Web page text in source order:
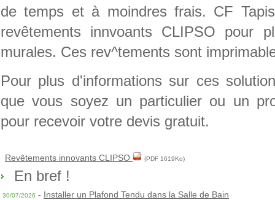
de temps et à moindres frais. CF
revêtements innvoants CLIPSO pour
murales. Ces rev^tements sont
Pour plus d'informations sur ces
que vous soyez un particulier ou un
pour recevoir votre devis gratuit.
Revêtements innovants CLIPSO (PDF 1619Ko)
En bref !
30/07/2026 - Installer un Plafond Tendu dans la Salle de Bain